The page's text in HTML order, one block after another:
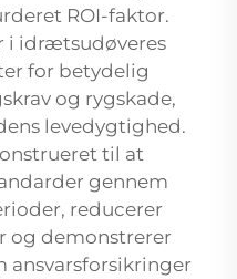
ROI-faktor.
i idrætsudøveres
for betydelig
og rygskade,
levedygtighed.
til at
gennem
reducerer
og demonstrerer
ansvarsforsikringer